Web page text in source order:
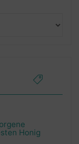
Honig